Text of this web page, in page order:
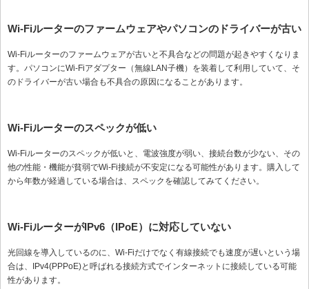
Wi-Fiルーターのファームウェアやパソコンのドライバーが古い
Wi-Fiルーターのファームウェアが古いと不具合などの問題が起きやすくなりま
す。パソコンにWi-Fiアダプター（無線LAN子機）を装着して利用していて、そ
のドライバーが古い場合も不具合の原因になることがあります。
Wi-Fiルーターのスペックが低い
Wi-Fiルーターのスペックが低いと、電波強度が弱い、接続台数が少ない、その
他の性能・機能が貧弱でWi-Fi接続が不安定になる可能性があります。購入して
から年数が経過している場合は、スペックを確認してみてください。
Wi-FiルーターがIPv6（IPoE）に対応していない
光回線を導入しているのに、Wi-Fiだけでなく有線接続でも速度が遅いという場
合は、IPv4(PPPoE)と呼ばれる接続方式でインターネットに接続している可能
性があります。